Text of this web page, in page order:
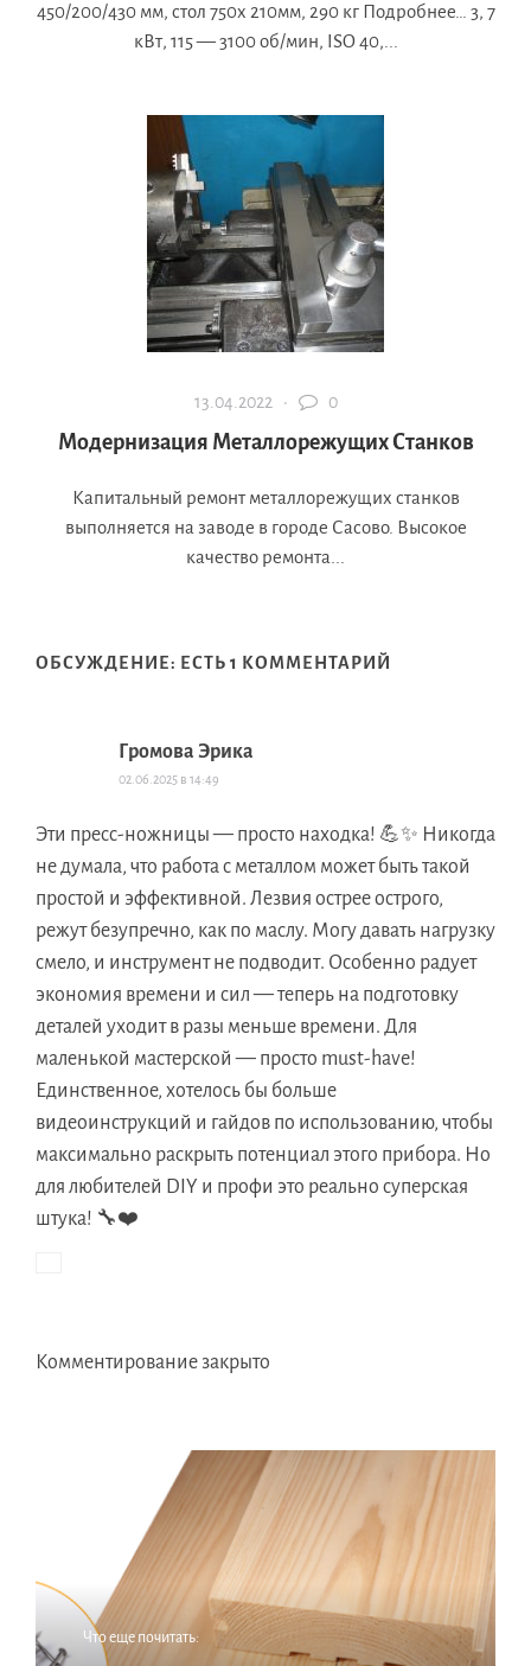
450/200/430 мм, стол 750х 210мм, 290 кг Подробнее… 3, 7
кВт, 115 — 3100 об/мин, ISO 40,...
13.04.2022 · 0
Модернизация Металлорежущих Станков
Капитальный ремонт металлорежущих станков
выполняется на заводе в городе Сасово. Высокое
качество ремонта...
ОБСУЖДЕНИЕ: ЕСТЬ 1 КОММЕНТАРИЙ
Громова Эрика
02.06.2025 в 14:49
Эти пресс-ножницы — просто находка! 💪✨ Никогда
не думала, что работа с металлом может быть такой
простой и эффективной. Лезвия острее острого,
режут безупречно, как по маслу. Могу давать нагрузку
смело, и инструмент не подводит. Особенно радует
экономия времени и сил — теперь на подготовку
деталей уходит в разы меньше времени. Для
маленькой мастерской — просто must-have!
Единственное, хотелось бы больше
видеоинструкций и гайдов по использованию, чтобы
максимально раскрыть потенциал этого прибора. Но
для любителей DIY и профи это реально суперская
штука! 🔧❤️
Комментирование закрыто
Что еще почитать: